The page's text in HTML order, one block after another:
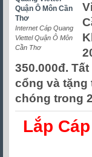
Internet Cáp Quang
Viettel Quận Ô Môn
Cần Thơ
350.000đ.
cổng và tặng
chóng trong
Lắp